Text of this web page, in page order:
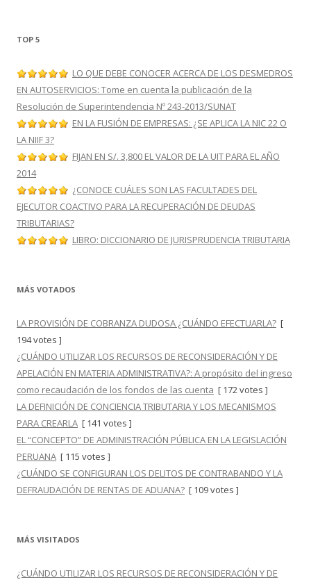
TOP 5
LO QUE DEBE CONOCER ACERCA DE LOS DESMEDROS
EN AUTOSERVICIOS: Tome en cuenta la publicación de la
Resolución de Superintendencia Nº 243-2013/SUNAT
EN LA FUSIÓN DE EMPRESAS: ¿SE APLICA LA NIC 22 O
LA NIIF 3?
FIJAN EN S/. 3,800 EL VALOR DE LA UIT PARA EL AÑO
2014
¿CONOCE CUÁLES SON LAS FACULTADES DEL
EJECUTOR COACTIVO PARA LA RECUPERACIÓN DE DEUDAS
TRIBUTARIAS?
LIBRO: DICCIONARIO DE JURISPRUDENCIA TRIBUTARIA
MÁS VOTADOS
LA PROVISIÓN DE COBRANZA DUDOSA ¿CUÁNDO EFECTUARLA? [
194 votes ]
¿CUÁNDO UTILIZAR LOS RECURSOS DE RECONSIDERACIÓN Y DE
APELACIÓN EN MATERIA ADMINISTRATIVA?: A propósito del ingreso
como recaudación de los fondos de las cuenta [ 172 votes ]
LA DEFINICIÓN DE CONCIENCIA TRIBUTARIA Y LOS MECANISMOS
PARA CREARLA [ 141 votes ]
EL “CONCEPTO” DE ADMINISTRACIÓN PÚBLICA EN LA LEGISLACIÓN
PERUANA [ 115 votes ]
¿CUÁNDO SE CONFIGURAN LOS DELITOS DE CONTRABANDO Y LA
DEFRAUDACIÓN DE RENTAS DE ADUANA? [ 109 votes ]
MÁS VISITADOS
¿CUÁNDO UTILIZAR LOS RECURSOS DE RECONSIDERACIÓN Y DE